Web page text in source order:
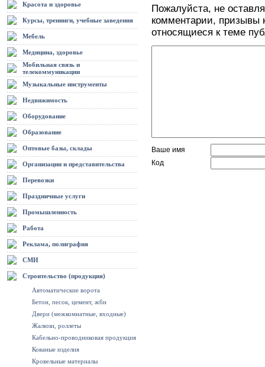
Красота и здоровье
Курсы, тренинги, учебные заведения
Мебель
Медицина, здоровье
Мобильная связь и
телекоммуникации
Музыкальные инструменты
Недвижимость
Оборудование
Образование
Оптовые базы, склады
Организации и представительства
Перевозки
Праздничные услуги
Промышленность
Работа
Реклама, полиграфия
СМИ
Строительство (продукция)
Автоматические ворота
Бетон, песок, цемент, жби
Двери (межкомнатные, входные)
Жалюзи, роллеты
Кабельно-проводниковая продукция
Кованые изделия
Кровельные материалы
Пожалуйста, не
комментарии, призывы
относящиеся к теме
Ваше имя
Код